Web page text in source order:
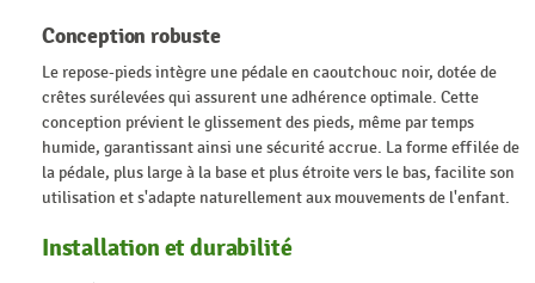
Conception robuste
Le repose-pieds intègre une pédale en caoutchouc noir, dotée de
crêtes surélevées qui assurent une adhérence optimale. Cette
conception prévient le glissement des pieds, même par temps
humide, garantissant ainsi une sécurité accrue. La forme effilée de
la pédale, plus large à la base et plus étroite vers le bas, facilite son
utilisation et s'adapte naturellement aux mouvements de l'enfant.
Installation et durabilité